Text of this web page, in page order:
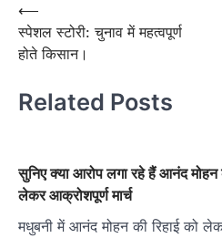
Post
navigation
⟵
स्पेशल स्टोरी: चुनाव में महत्वपूर्ण
होते किसान।
Related Posts
सुनिए क्या आरोप लगा रहे हैं आनंद
लेकर आक्रोशपूर्ण मार्च
मधुबनी में आनंद मोहन की रिहाई को